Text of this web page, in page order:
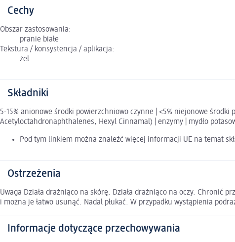
Cechy
Obszar zastosowania:
pranie białe
Tekstura / konsystencja / aplikacja:
żel
Składniki
5-15% anionowe środki powierzchniowo czynne | <5% niejonowe
Acetyloctahdronaphthalenes, Hexyl Cinnamal) | enzymy | mydło
Pod tym linkiem można znaleźć więcej informacji UE na temat
Ostrzeżenia
Uwaga Działa drażniąco na skórę. Działa drażniąco na oczy. Chronić
i można je łatwo usunąć. Nadal płukać. W przypadku wystąpienia
Informacje dotyczące przechowywania